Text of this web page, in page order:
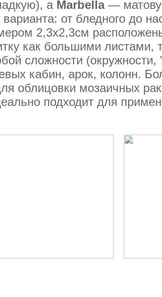
а Marbella —
от бледного до
2,3x2,3см
как большими листами,
сложности
кабин, арок, колонн.
облицовки мозаичных
подходит для